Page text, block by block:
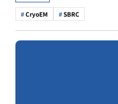
CryoEM SBRC